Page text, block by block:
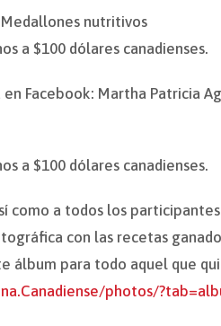
nutritivos
a $100 dólares canadienses.
Facebook: Martha Patricia
a $100 dólares canadienses.
como a todos los
con las recetas
álbum para todo aquel que
photos/